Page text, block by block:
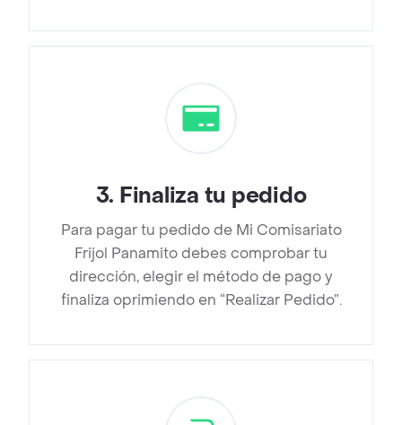
3. Finaliza tu pedido
Para pagar tu pedido de Mi Comisariato
Frijol Panamito debes comprobar tu
dirección, elegir el método de pago y
finaliza oprimiendo en “Realizar Pedido”.